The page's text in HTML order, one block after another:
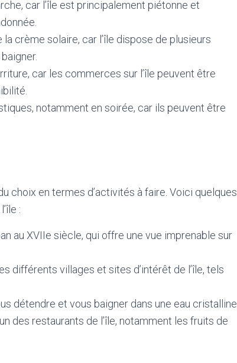
car l’île est principalement piétonne et
crème solaire, car l’île dispose de plusieurs
car les commerces sur l’île peuvent être
notamment en soirée, car ils peuvent être
choix en termes d’activités à faire. Voici quelques
:
au XVIIe siècle, qui offre une vue imprenable sur
différents villages et sites d’intérêt de l’île, tels
détendre et vous baigner dans une eau cristalline.
des restaurants de l’île, notamment les fruits de